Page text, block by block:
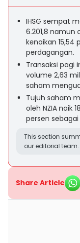
IHSG sempat
6.201,8 namun
kenaikan 15,54
perdagangan.
Transaksi pagi
volume 2,63
saham
Tujuh saham
oleh NZIA naik
persen
This section
our editorial team.
Share Article